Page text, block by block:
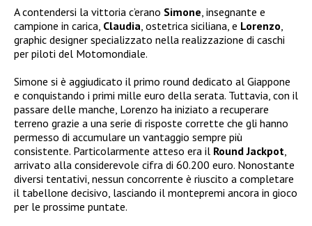
A contendersi la vittoria c’erano Simone , insegnante e
campione in carica, Claudia , ostetrica siciliana, e Lorenzo
graphic designer specializzato nella realizzazione di caschi
per piloti del Motomondiale.
Simone si è aggiudicato il primo round dedicato al Giappone
e conquistando i primi mille euro della serata. Tuttavia, con il
passare delle manche, Lorenzo ha iniziato a recuperare
terreno grazie a una serie di risposte corrette che gli hanno
permesso di accumulare un vantaggio sempre più
consistente. Particolarmente atteso era il Round Jackpot
arrivato alla considerevole cifra di 60.200 euro. Nonostante
diversi tentativi, nessun concorrente è riuscito a completare
il tabellone decisivo, lasciando il montepremi ancora in gioco
per le prossime puntate.